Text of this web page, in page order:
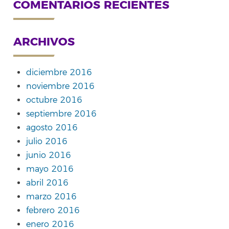
COMENTARIOS RECIENTES
ARCHIVOS
diciembre 2016
noviembre 2016
octubre 2016
septiembre 2016
agosto 2016
julio 2016
junio 2016
mayo 2016
abril 2016
marzo 2016
febrero 2016
enero 2016